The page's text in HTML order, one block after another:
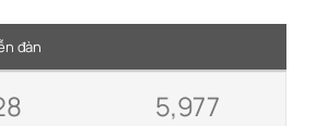
đàn
5,977